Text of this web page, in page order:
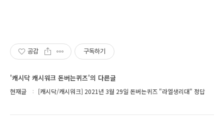
공감 구독하기
'캐시닥 캐시워크 돈버는퀴즈'의 다른글
현재글 [캐시닥/캐시워크] 2021년 3월 29일 돈버는퀴즈 "라엘생리대" 정답